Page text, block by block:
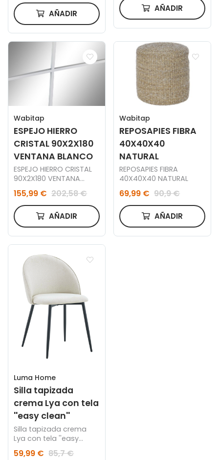
AÑADIR AÑADIR
Wabitap
ESPEJO HIERRO
CRISTAL 90X2X180
VENTANA BLANCO
ESPEJO HIERRO CRISTAL
90X2X180 VENTANA
BLANCO
155,99 € 202,58 €
AÑADIR
Wabitap
REPOSAPIES FIBRA
40X40X40
NATURAL
REPOSAPIES FIBRA
40X40X40 NATURAL
69,99 € 90,9 €
AÑADIR
Luma Home
Silla tapizada
crema Lya con tela
''easy clean''
Silla tapizada crema
Lya con tela ''easy
clean''
59,99 € 85,7 €